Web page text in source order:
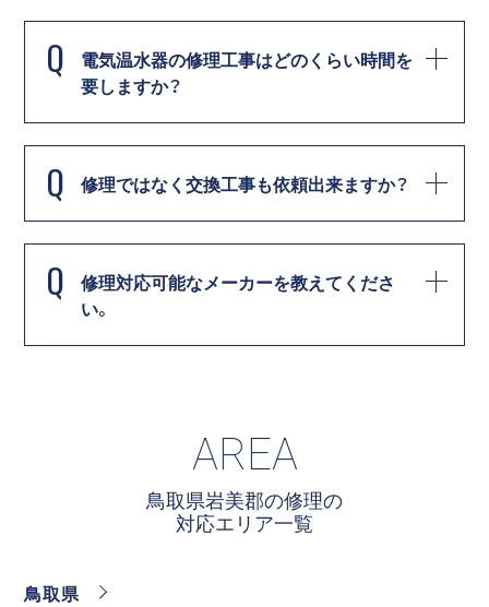
Q
電気温水器の修理工事はどのくらい時間を
要しますか？
Q 修理ではなく交換工事も依頼出来ますか？
Q
修理対応可能なメーカーを教えてくださ
い。
AREA
鳥取県岩美郡の修理の
対応エリア一覧
鳥取県